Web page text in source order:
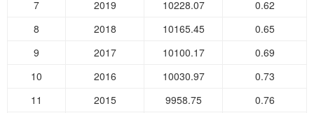
7
2019 10228.07
0.62
8
2018 10165.45
0.65
9
2017 10100.17
0.69
10
2016 10030.97
0.73
11
2015 9958.75
0.76